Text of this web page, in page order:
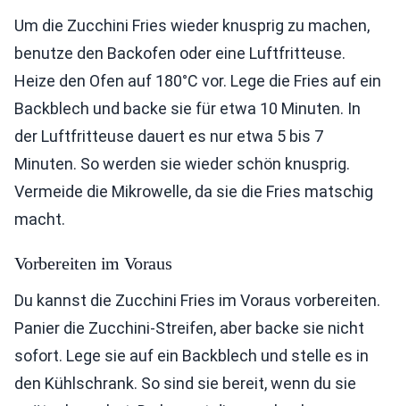
Um die Zucchini Fries wieder knusprig zu machen,
benutze den Backofen oder eine Luftfritteuse.
Heize den Ofen auf 180°C vor. Lege die Fries auf ein
Backblech und backe sie für etwa 10 Minuten. In
der Luftfritteuse dauert es nur etwa 5 bis 7
Minuten. So werden sie wieder schön knusprig.
Vermeide die Mikrowelle, da sie die Fries matschig
macht.
Vorbereiten im Voraus
Du kannst die Zucchini Fries im Voraus vorbereiten.
Panier die Zucchini-Streifen, aber backe sie nicht
sofort. Lege sie auf ein Backblech und stelle es in
den Kühlschrank. So sind sie bereit, wenn du sie